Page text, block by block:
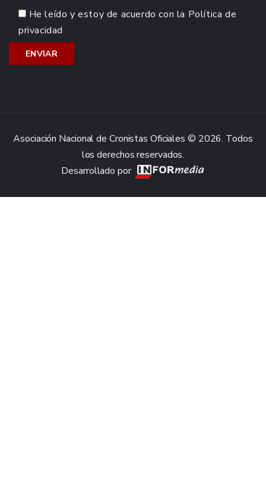
He leído y estoy de acuerdo con la Política de
privacidad
Asociación Nacional de Cronistas Oficiales © 2026. Todos
los derechos reservados.
Desarrollado por